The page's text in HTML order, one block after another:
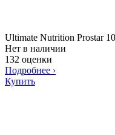
Ultimate Nutrition Prostar
Нет в наличии
132 оценки
Подробнее ›
Купить